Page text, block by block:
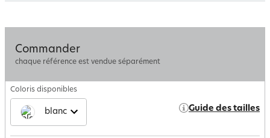
Commander
chaque référence est vendue séparément
Coloris disponibles
blanc Guide des tailles